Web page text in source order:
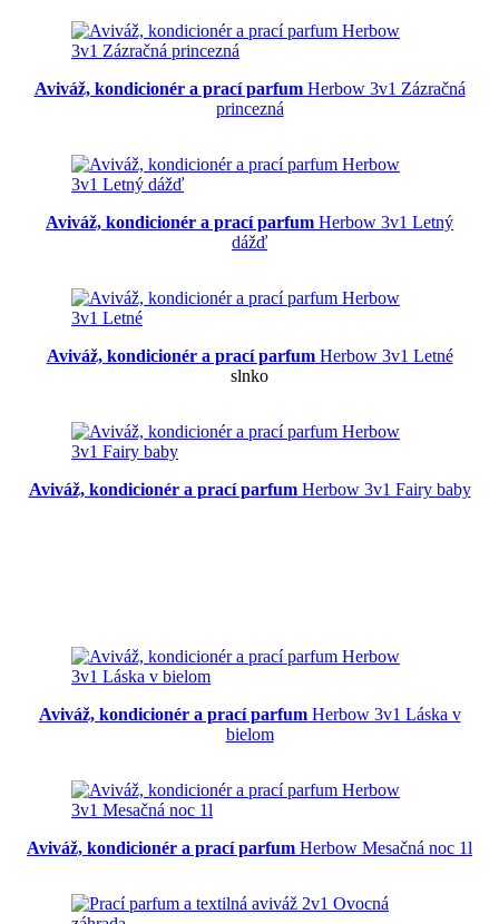
Aviváž, kondicionér a prací parfumHerbow 3v1 Zázračná
princezná
Aviváž, kondicionér a prací parfum Herbow 3v1 Letný
dážď
Aviváž, kondicionér a prací parfumHerbow 3v1 Letné
slnko
Aviváž, kondicionér a prací parfumHerbow 3v1 Fairy baby
Aviváž, kondicionér a prací parfumHerbow 3v1 Láska v
bielom
Aviváž, kondicionér a prací parfum Herbow Mesačná noc 1l